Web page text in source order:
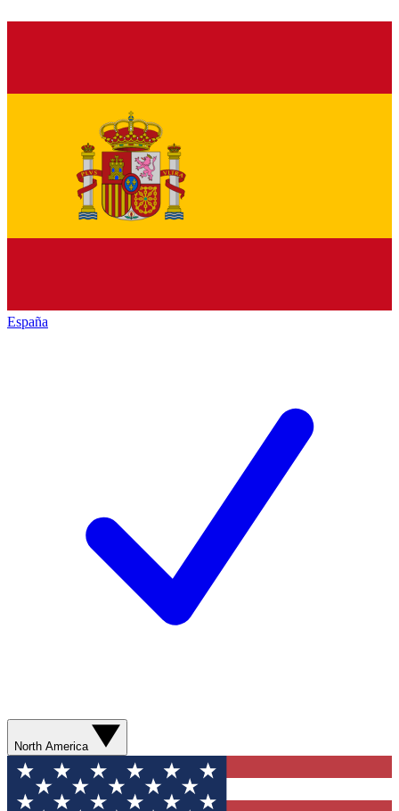
España
North America